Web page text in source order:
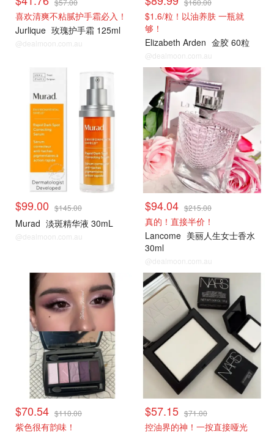
喜欢清爽不粘腻护手霜必入！
Jurlique 玫瑰护手霜 125ml
@dealmoon.com.au
$1.6/粒！以油养肤 一瓶就
够！
Elizabeth Arden 金胶 60粒
@dealmoon.com.au
$99.00 $145.00
Murad 淡斑精华液 30mL
@dealmoon.com.au
$94.04 $215.00
真的！直接半价！
Lancome 美丽人生女士香水
30ml
@dealmoon.com.au
$70.54 $110.00
紫色很有韵味！
$57.15 $71.00
控油界的神！一按直接哑光